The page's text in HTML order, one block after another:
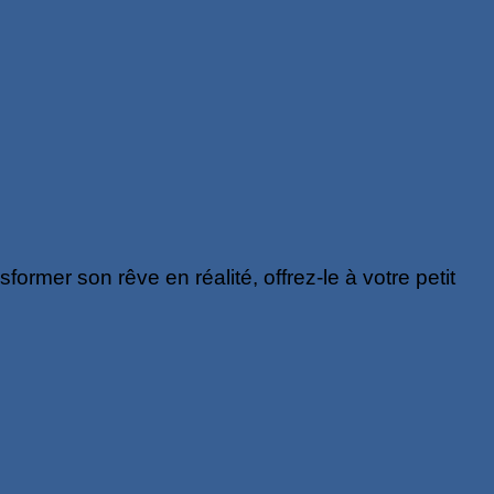
son rêve en réalité, offrez-le à votre petit